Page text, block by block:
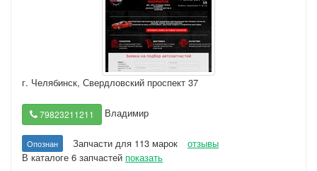
г. Челябинск, Свердловский проспект 37
79823211211 Владимир
Опознан Запчасти для 113 марок
отзывы
В каталоге 6 запчастей показать